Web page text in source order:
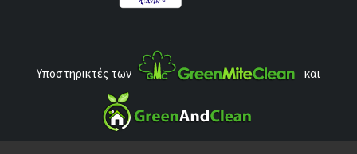
Υποστηρικτές των και